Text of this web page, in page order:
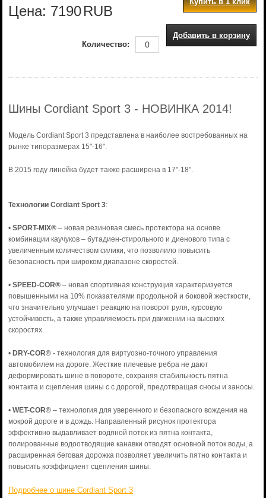
Цена: 7190RUB
Добавить в корзину
Количество:
Шины Cordiant Sport 3 - НОВИНКА 2014!
Модель Cordiant Sport 3 представлена в наиболее востребованных на
рынке типоразмерах 15"-16".
В 2015 году линейка будет также расширена в 17"-18".
Технологии Cordiant Sport 3:
• SPORT-MIX®– новая резиновая смесь протектора на основе
комбинации каучуков – бутадиен-стирольного и диенового типа с
увеличенным количеством силики, что позволило повысить
безопасность при широком диапазоне скоростей.
• SPEED-COR® – новая спортивная конструкция характеризуется
повышенными на 10% показателями продольной и боковой жесткости,
что значительно улучшает реакцию на поворот руля, курсовую
устойчивость, а также управляемость при движении на высоких
скоростях.
• DRY-COR®- технология для виртуозно-точного управления
автомобилем на дороге. Жесткие плечевые ребра не дают
деформировать шине в повороте, сохраняя стабильность пятна
контакта и сцепления шины с с дорогой, предотвращая сносы и заносы.
• WET-COR® – технология для уверенного и безопасного вождения на
мокрой дороге и в дождь. Направленный рисунок протектора
эффективно выдавливает водяной поток из пятна контакта,
полированные водоотводящие канавки отводят основной поток воды, а
расширенная беговая дорожка позволяет увеличить пятно контакта и
повысить коэффициент сцепления шины.
Подробнее о шине Cordiant Sport 3